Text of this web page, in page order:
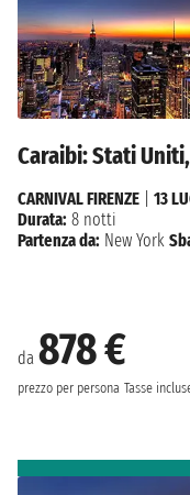
Caraibi: Stati
da 878 €
prezzo per persona Tasse
CARNIVAL FIRENZE
13
Durata: 8 notti
Partenza da: New York